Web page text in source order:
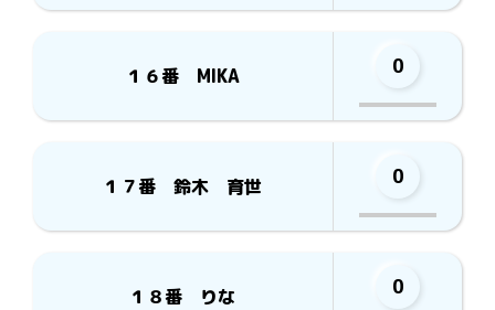
１６番 MIKA 0
１７番 鈴木 育世 0
１８番 りな 0